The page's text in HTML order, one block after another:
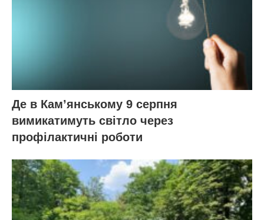
Де в Кам’янському 9 серпня
вимикатимуть світло через
профілактичні роботи